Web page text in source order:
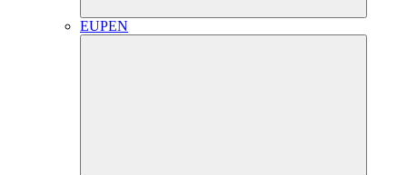
EUPEN